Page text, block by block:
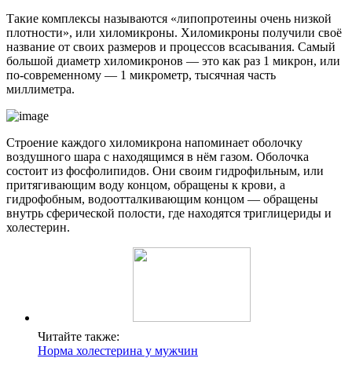
Такие комплексы называются «липопротеины очень низкой
плотности», или хиломикроны. Хиломикроны получили своё
название от своих размеров и процессов всасывания. Самый
большой диаметр хиломикронов — это как раз 1 микрон, или
по-современному — 1 микрометр, тысячная часть
миллиметра.
Строение каждого хиломикрона напоминает оболочку
воздушного шара с находящимся в нём газом. Оболочка
состоит из фосфолипидов. Они своим гидрофильным, или
притягивающим воду концом, обращены к крови, а
гидрофобным, водоотталкивающим концом — обращены
внутрь сферической полости, где находятся триглицериды и
холестерин.
Читайте также:
Норма холестерина у мужчин